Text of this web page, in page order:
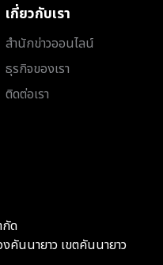
เกี่ยวกับเรา
สำนักข่าวออนไลน์
ธุรกิจของเรา
ติดต่อเรา
กัด
คันนายาว เขตคันนายาว